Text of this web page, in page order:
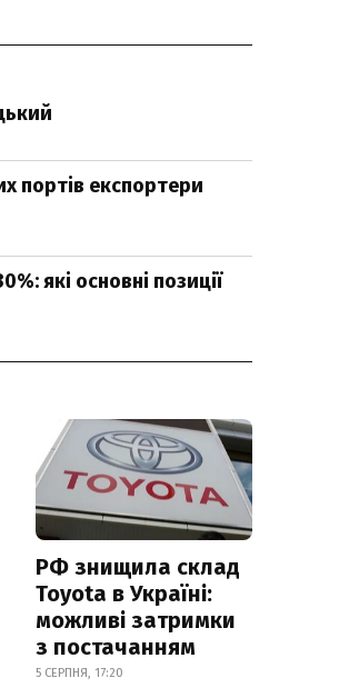
портів експортери
які основні позиції
РФ знищила склад
Toyota в Україні:
можливі затримки
з постачанням
5 СЕРПНЯ, 17:20